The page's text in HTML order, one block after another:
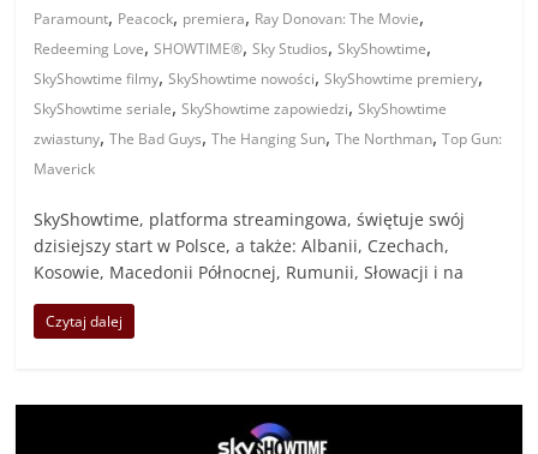
Paramount, Peacock, premiera, Ray Donovan: The Movie,
Redeeming Love,SHOWTIME®,Sky Studios,SkyShowtime,
SkyShowtime filmy,SkyShowtime nowości,SkyShowtime premiery,
SkyShowtime seriale,SkyShowtime zapowiedzi,SkyShowtime
zwiastuny,The Bad Guys,The Hanging Sun,The Northman,Top Gun:
Maverick
SkyShowtime, platforma streamingowa, świętuje swój
dzisiejszy start w Polsce, a także: Albanii, Czechach,
Kosowie, Macedonii Północnej, Rumunii, Słowacji i na
Czytaj dalej